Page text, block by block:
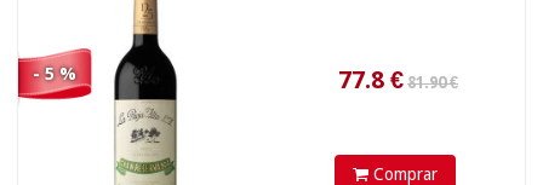
- 5 %
Comprar
26.1€